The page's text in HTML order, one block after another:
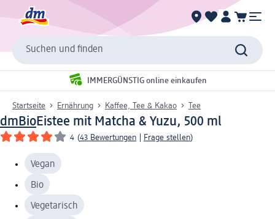
Suchen und finden
IMMERGÜNSTIG online einkaufen
Startseite Ernährung Kaffee, Tee & Kakao Tee
dmBioEistee mit Matcha & Yuzu, 500 ml
4 (43 Bewertungen Frage stellen)
Vegan
Bio
Vegetarisch